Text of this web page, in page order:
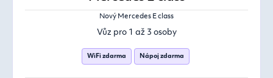
Nový Mercedes E class
Vůz pro 1 až 3 osoby
WiFi zdarma Nápoj zdarma